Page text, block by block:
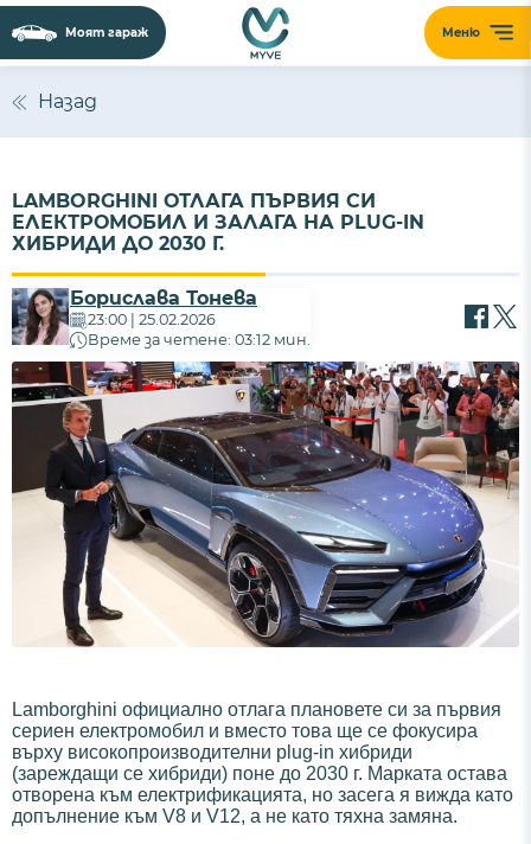
Меню
Моят гараж
Назад
LAMBORGHINI ОТЛАГА ПЪРВИЯ СИ
ЕЛЕКТРОМОБИЛ И ЗАЛАГА НА PLUG-IN
ХИБРИДИ ДО 2030 Г.
Борислава Тонева
23:00 | 25.02.2026
Време за четене: 03:12 мин.
Lamborghini официално отлага плановете си за първия
сериен електромобил и вместо това ще се фокусира
върху високопроизводителни plug-in хибриди
(зареждащи се хибриди) поне до 2030 г. Марката остава
отворена към електрификацията, но засега я вижда като
допълнение към V8 и V12, а не като тяхна замяна.